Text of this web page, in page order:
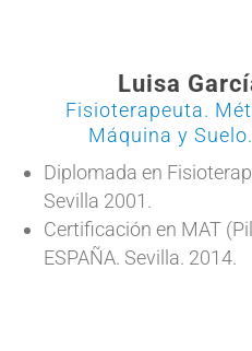
Luisa
Fisioterapeuta.
Máquina y
Diplomada en
Sevilla 2001.
Certificación en MAT
ESPAÑA. Sevilla. 2014.